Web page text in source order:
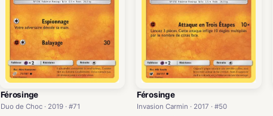
Férosinge
Duo de Choc · 2019 · #71
Férosinge
Invasion Carmin · 2017 · #50